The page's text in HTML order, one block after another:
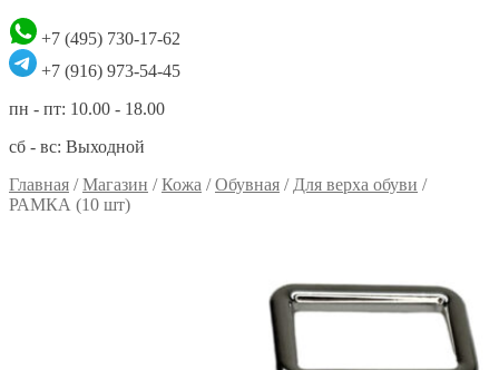
+7 (495) 730-17-62
+7 (916) 973-54-45
пн - пт: 10.00 - 18.00
сб - вс: Выходной
Главная /Магазин /Кожа /Обувная / Для верха обуви /
РАМКА (10 шт)